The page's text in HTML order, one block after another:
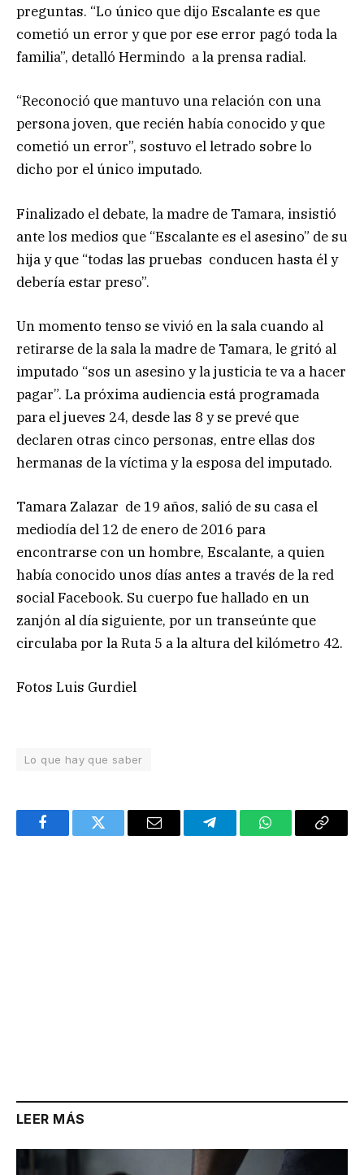
preguntas. “Lo único que dijo Escalante es que
cometió un error y que por ese error pagó toda la
familia”, detalló Hermindo a la prensa radial.
“Reconoció que mantuvo una relación con una
persona joven, que recién había conocido y que
cometió un error”, sostuvo el letrado sobre lo
dicho por el único imputado.
Finalizado el debate, la madre de Tamara, insistió
ante los medios que “Escalante es el asesino” de su
hija y que “todas las pruebas conducen hasta él y
debería estar preso”.
Un momento tenso se vivió en la sala cuando al
retirarse de la sala la madre de Tamara, le gritó al
imputado “sos un asesino y la justicia te va a hacer
pagar”. La próxima audiencia está programada
para el jueves 24, desde las 8 y se prevé que
declaren otras cinco personas, entre ellas dos
hermanas de la víctima y la esposa del imputado.
Tamara Zalazar de 19 años, salió de su casa el
mediodía del 12 de enero de 2016 para
encontrarse con un hombre, Escalante, a quien
había conocido unos días antes a través de la red
social Facebook. Su cuerpo fue hallado en un
zanjón al día siguiente, por un transeúnte que
circulaba por la Ruta 5 a la altura del kilómetro 42.
Fotos Luis Gurdiel
Lo que hay que saber
FacebookTwitter Email TelegramWhatsAppCopy
LEER MÁS